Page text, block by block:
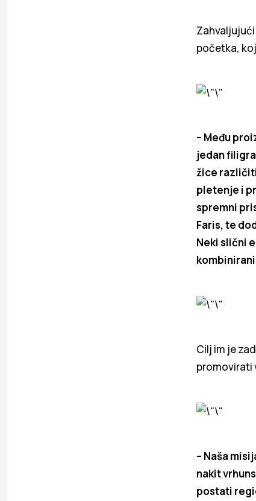
početka,
– Među
jedan
žice
pletenje i
spremni
Faris, te
Neki slični
Cilj im je
promovirati
– Naša
nakit
postati